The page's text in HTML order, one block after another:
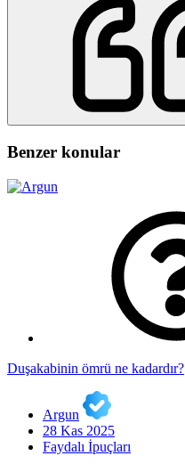
Benzer konular
Duşakabinin ömrü ne kadardır?
Argun
28 Kas 2025
Faydalı İpuçları